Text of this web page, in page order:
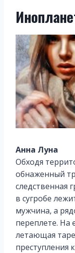
Анна Луна
Обходя
обнаженный
следственная
в сугробе
мужчина, а
переплете. На
летающая
преступления